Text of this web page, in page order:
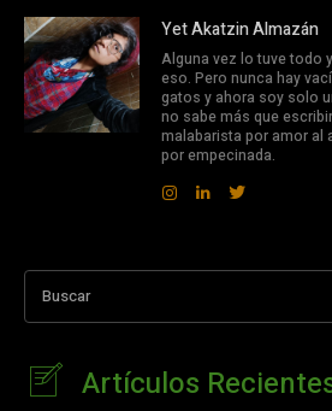
Yet Akatzin Almazán
Alguna vez lo tuve todo
eso. Pero nunca hay
gatos y ahora soy solo
no sabe más que
malabarista por amor al
por empecinada.
Buscar
Artículos